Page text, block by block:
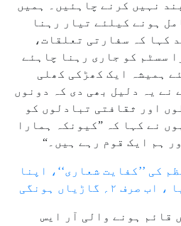
نہیں کرنے چاہئیں۔ ہمیں
ہونے کیلئے تیار رہنا
کہا کہ سفارتی تعلقات،
سسٹم کو جاری رہنا چاہئے
ہمیشہ ایک کھڑکی کھلی
نے یہ دلیل بھی دی کہ دونوں
اور ثقافتی تبادلوں کو
نے کہا کہ ”کیونکہ ہمارا
ہم ایک قوم رہے ہیں۔“
کی ’’کفایت شعاری‘‘، اپنا
گاڑیاں ہونگی
کہ ۱۹۲۵ء میں قائم ہونے والی آر ایس